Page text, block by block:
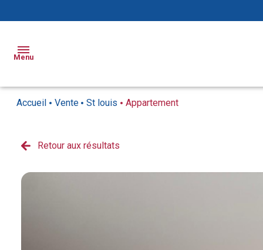
Menu
Appartements
Maisons
Locations
Appartements
Maisons
Vendus
Accueil Vente St louis Appartement
Retour aux résultats